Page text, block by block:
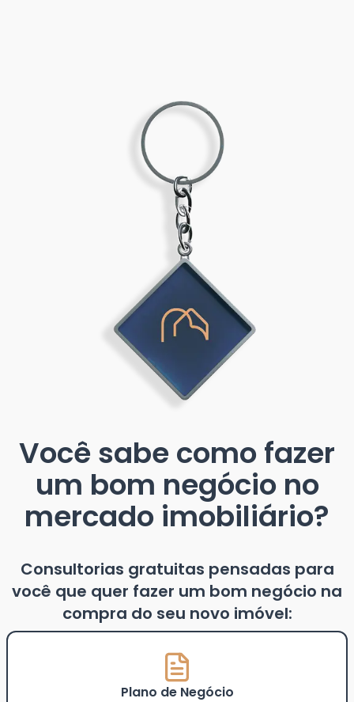
Você sabe como fazer
um bom negócio no
mercado imobiliário?
Consultorias gratuitas pensadas para
você que quer fazer um bom negócio na
compra do seu novo imóvel:
Plano de Negócio